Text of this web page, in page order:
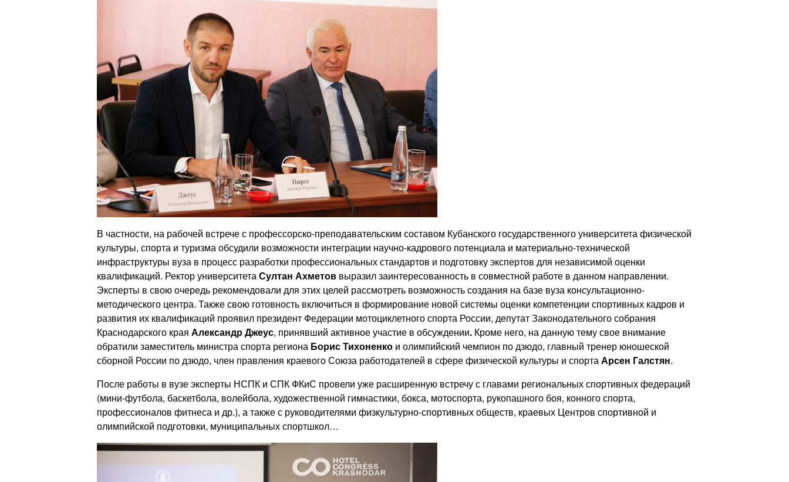
В частности, на рабочей встрече с профессорско-преподавательским составом Кубанского государственного университета физической
культуры, спорта и туризма обсудили возможности интеграции научно-кадрового потенциала и материально-технической
инфраструктуры вуза в процесс разработки профессиональных стандартов и подготовку экспертов для независимой оценки
квалификаций. Ректор университетаСултан Ахметоввыразил заинтересованность в совместной работе в данном направлении.
Эксперты в свою очередь рекомендовали для этих целей рассмотреть возможность создания на базе вуза консультационно-
методического центра. Также свою готовность включиться в формирование новой системы оценки компетенции спортивных кадров и
развития их квалификаций проявил президент Федерации мотоциклетного спорта России, депутат Законодательного собрания
Краснодарского края Александр Джеус, принявший активное участие в обсуждении.Кроме него, на данную тему свое внимание
обратили заместитель министра спорта региона Борис Тихоненкои олимпийский чемпион по дзюдо, главный тренер юношеской
сборной России по дзюдо, член правления краевого Союза работодателей в сфере физической культуры и спортаАрсен Галстян.
После работы в вузе эксперты НСПК и СПК ФКиС провели уже расширенную встречу с главами региональных спортивных федераций
(мини-футбола, баскетбола, волейбола, художественной гимнастики, бокса, мотоспорта, рукопашного боя, конного спорта,
профессионалов фитнеса и др.), а также с руководителями физкультурно-спортивных обществ, краевых Центров спортивной и
олимпийской подготовки, муниципальных спортшкол…